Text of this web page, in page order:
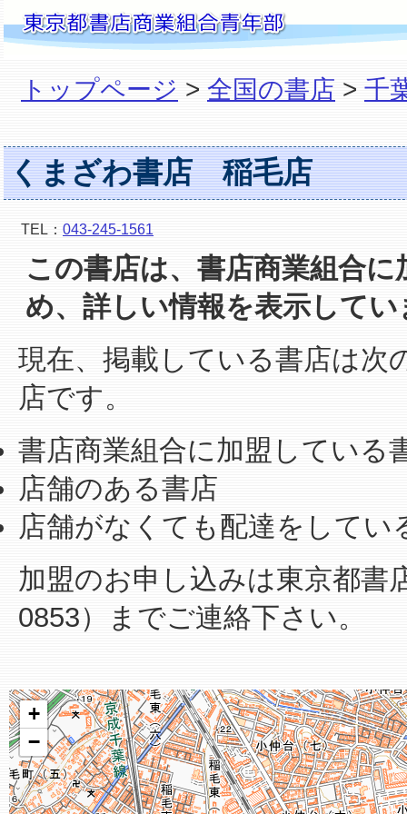
トップページ > 全国の書店 > 千
くまざわ書店 稲毛店
TEL： 043-245-1561
この書店は、書店商業組合
め、詳しい情報を表示して
現在、掲載している書店は次
店です。
書店商業組合に加盟している
店舗のある書店
店舗がなくても配達をしてい
加盟のお申し込みは東京都書
0853）までご連絡下さい。
+
−